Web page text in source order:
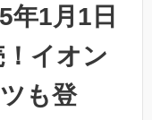
年1月1日
！イオン
も登